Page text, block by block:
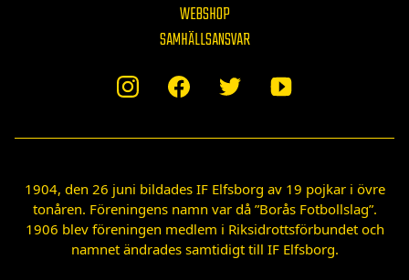
WEBSHOP
SAMHÄLLSANSVAR
1904, den 26 juni bildades IF Elfsborg av 19 pojkar i övre
tonåren. Föreningens namn var då ”Borås Fotbollslag”.
1906 blev föreningen medlem i Riksidrottsförbundet och
namnet ändrades samtidigt till IF Elfsborg.